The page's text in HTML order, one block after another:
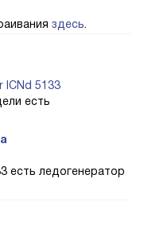
здесь
ICNd 5133
есть
есть ледогенератор